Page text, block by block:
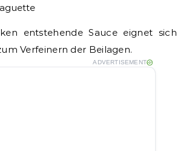
entstehende Sauce eignet sich
Verfeinern der Beilagen.
ADVERTISEMENT